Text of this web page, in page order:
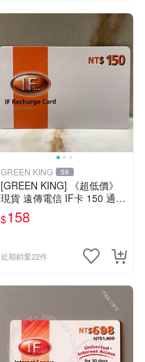
GREEN KING 59
[GREEN KING] 《超低價》
現貨 遠傳電信 IF卡 150 通話
費儲值卡 預付卡 電話卡 面額
150
$158
近期銷量22件